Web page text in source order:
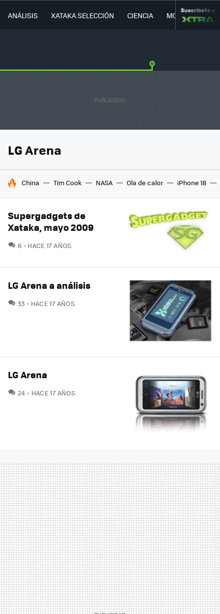
ANÁLISIS XATAKA SELECCIÓN CIENCIA MOVILIDAD
Suscríbete a
LG Arena
HOY SE HABLA DE
China Tim Cook NASA Ola de calor iPhone 18
Supergadgets de
Xataka, mayo 2009
6 COMENTARIOS
HACE 17 AÑOS
LG Arena a análisis
33 COMENTARIOS
HACE 17 AÑOS
LG Arena
24 COMENTARIOS
HACE 17 AÑOS